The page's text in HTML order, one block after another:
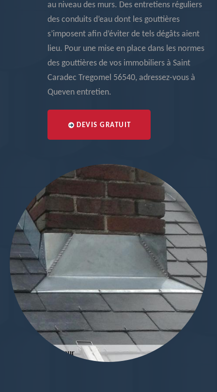
au niveau des murs. Des entretiens réguliers
des conduits d’eau dont les gouttières
s’imposent afin d’éviter de tels dégâts aient
lieu. Pour une mise en place dans les normes
des gouttières de vos immobiliers à Saint
Caradec Tregomel 56540, adressez-vous à
Queven entretien.
DEVIS GRATUIT